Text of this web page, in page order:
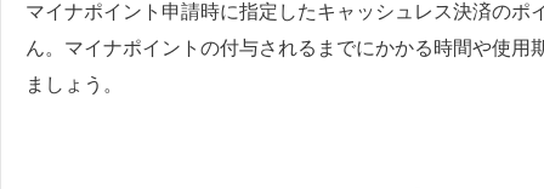
マイナポイント申請時に指定したキャッシュレス決済の
ん。マイナポイントの付与されるまでにかかる時間や使用
ましょう。